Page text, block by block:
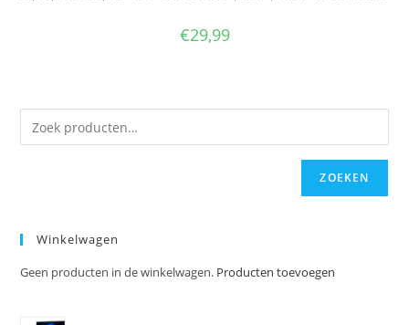
€29,99
ZOEKEN
Winkelwagen
Geen producten in de winkelwagen. Producten toevoegen